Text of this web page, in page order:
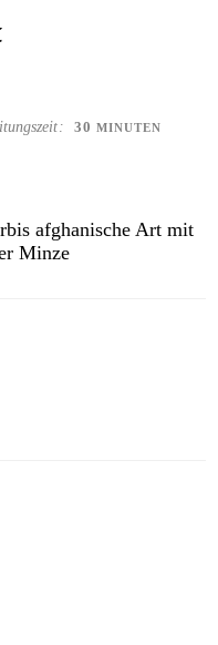
30 MINUTEN
MINUTEN
afghanische Art mit
Minze